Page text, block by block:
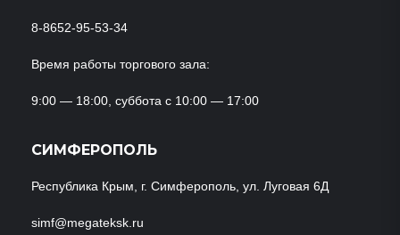
8-8652-95-53-34
Время работы торгового зала:
9:00 — 18:00, суббота с 10:00 — 17:00
СИМФЕРОПОЛЬ
Республика Крым, г. Симферополь, ул. Луговая 6Д
simf@megateksk.ru